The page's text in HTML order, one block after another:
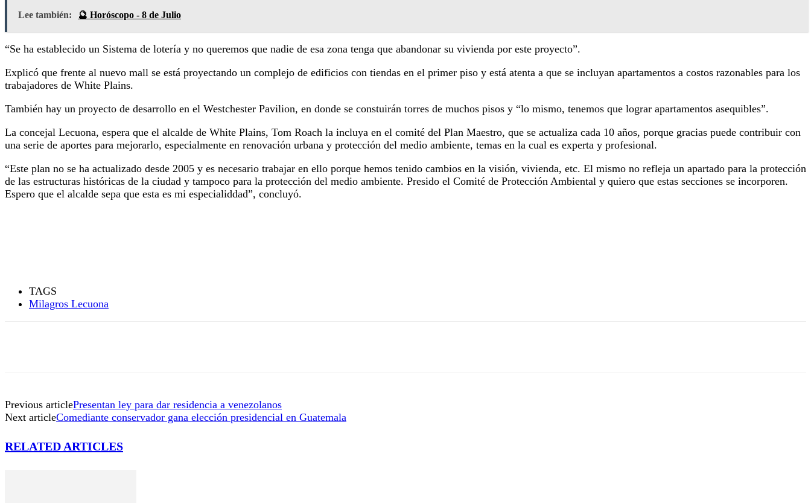
Lee también: 🔮 Horóscopo - 8 de Julio
“Se ha establecido un Sistema de lotería y no queremos que nadie de esa zona tenga que abandonar su vivienda por este proyecto”.
Explicó que frente al nuevo mall se está proyectando un complejo de edificios con tiendas en el primer piso y está atenta a que se incluyan apartamentos a costos razonables para los
trabajadores de White Plains.
También hay un proyecto de desarrollo en el Westchester Pavilion, en donde se constuirán torres de muchos pisos y “lo mismo, tenemos que lograr apartamentos asequibles”.
La concejal Lecuona, espera que el alcalde de White Plains, Tom Roach la incluya en el comité del Plan Maestro, que se actualiza cada 10 años, porque gracias puede contribuir con
una serie de aportes para mejorarlo, especialmente en renovación urbana y protección del medio ambiente, temas en la cual es experta y profesional.
“Este plan no se ha actualizado desde 2005 y es necesario trabajar en ello porque hemos tenido cambios en la visión, vivienda, etc. El mismo no refleja un apartado para la protección
de las estructuras históricas de la ciudad y tampoco para la protección del medio ambiente. Presido el Comité de Protección Ambiental y quiero que estas secciones se incorporen.
Espero que el alcalde sepa que esta es mi especialiddad”, concluyó.
TAGS
Milagros Lecuona
Previous articlePresentan ley para dar residencia a venezolanos
Next articleComediante conservador gana elección presidencial en Guatemala
RELATED ARTICLES